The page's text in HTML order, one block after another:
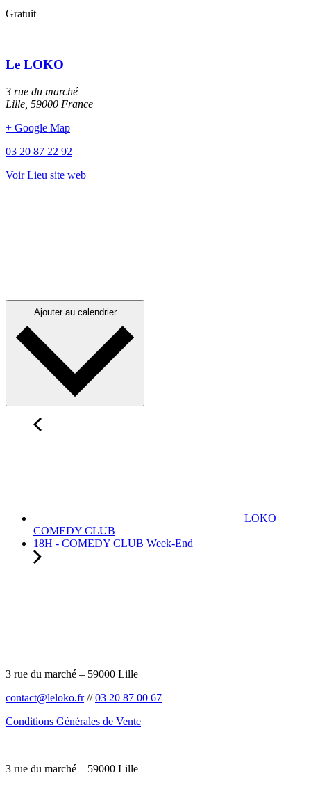
Gratuit
Le LOKO
3 rue du marché
Lille 59000 France
+ Google Map
03 20 87 22 92
Voir Lieu site web
Ajouter au calendrier
LOKO
COMEDY CLUB
18H - COMEDY CLUB Week-End
3 rue du marché – 59000 Lille
contact@leloko.fr//03 20 87 00 67
Conditions Générales de Vente
3 rue du marché – 59000 Lille